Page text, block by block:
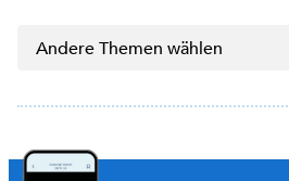
Andere Themen wählen